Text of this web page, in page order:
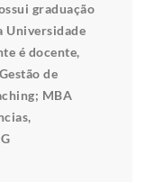
graduação
Universidade
é docente,
de
MBA